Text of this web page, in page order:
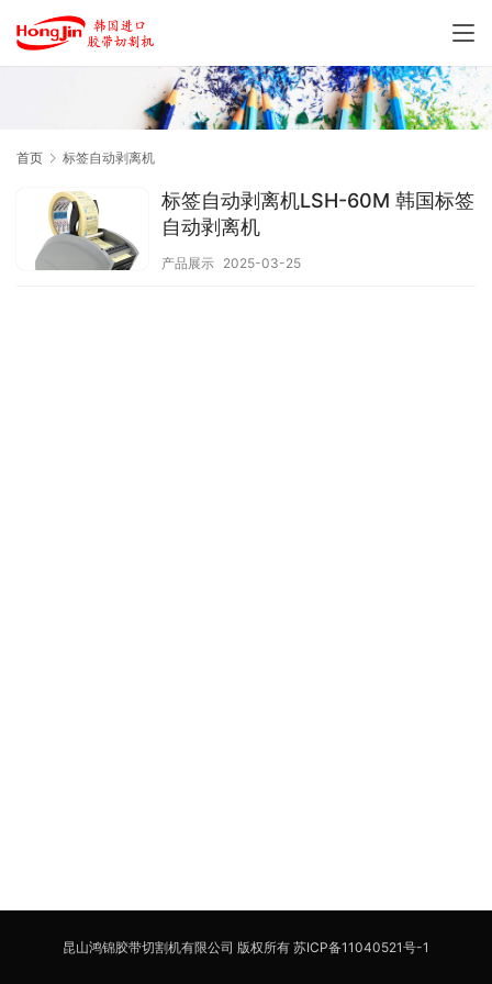
首页 标签自动剥离机
标签自动剥离机LSH-60M 韩国标签
自动剥离机
产品展示 2025-03-25
昆山鸿锦胶带切割机有限公司 版权所有 苏ICP备11040521号-1